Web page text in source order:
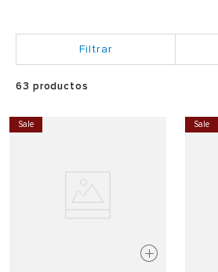
63 productos
Sale Sale